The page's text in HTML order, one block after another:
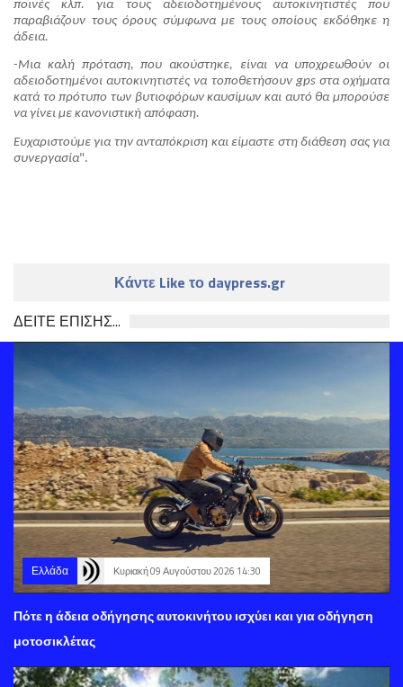
ποινές κλπ. για τους αδειοδοτημένους αυτοκινητιστές που
παραβιάζουν τους όρους σύμφωνα με τους οποίους εκδόθηκε η
άδεια.
-Μια καλή πρόταση, που ακούστηκε, είναι να υποχρεωθούν οι
αδειοδοτημένοι αυτοκινητιστές να τοποθετήσουν gps στα οχήματα
κατά το πρότυπο των βυτιοφόρων καυσίμων και αυτό θα μπορούσε
να γίνει με κανονιστική απόφαση.
Ευχαριστούμε για την ανταπόκριση και είμαστε στη διάθεση σας για
συνεργασία".
Κάντε Like το daypress.gr
ΔΕΙΤΕ ΕΠΙΣΗΣ...
Ελλάδα Κυριακή 09 Αυγούστου 2026 14:30
Πότε η άδεια οδήγησης αυτοκινήτου ισχύει και για οδήγηση
μοτοσικλέτας